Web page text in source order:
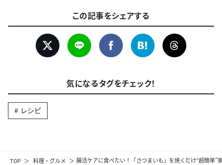
TOP 料理・グルメ 腸活ケアに食べたい！「さつまいも」を焼くだけ“超簡単”
この記事をシェアする
気になるタグをチェック！
レシピ